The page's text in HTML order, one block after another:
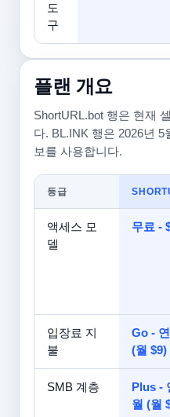
도
구
플랜 개요
ShortURL.bot 행은 현재
다. BL.INK 행은 2026년
보를 사용합니다.
등급
액세스 모
델
무료 -
입장료 지
불
Go -
(월 $9)
SMB 계층
Plus -
월 (월